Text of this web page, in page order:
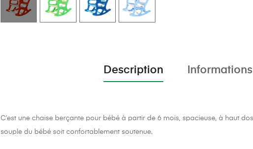
Description
C’est une chaise berçante pour bébé à partir de 6 mois, spacieuse, à haut
souple du bébé soit confortablement soutenue.